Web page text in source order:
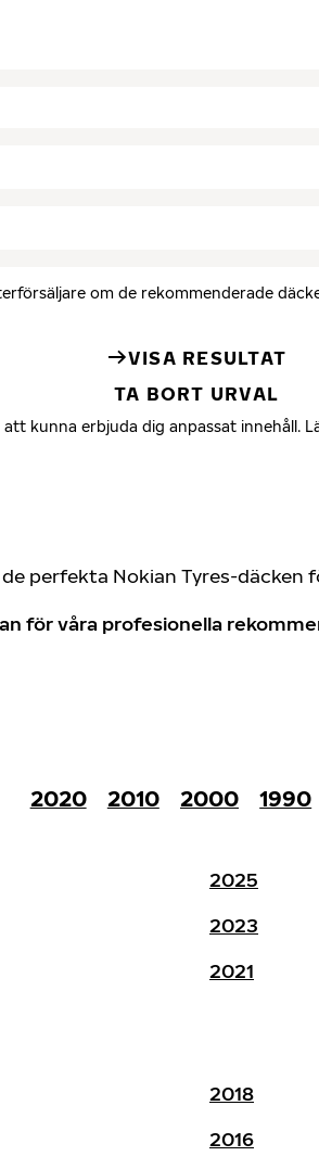
om de rekommenderade
VISA RESULTAT
TA BORT URVAL
kunna erbjuda dig anpassat innehåll.
perfekta Nokian Tyres-däcken
för våra profesionella
2020 2010 2000 1990
2025
2023
2021
2018
2016